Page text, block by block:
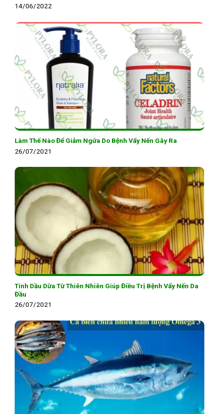
14/06/2022
Làm Thế Nào Để Giảm Ngứa Do Bệnh Vẩy Nến Gây Ra
26/07/2021
Tinh Dầu Dừa Từ Thiên Nhiên Giúp Điều Trị Bệnh Vẩy Nến Da
Đầu
26/07/2021